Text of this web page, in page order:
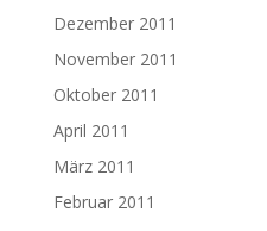
Dezember 2011
November 2011
Oktober 2011
April 2011
März 2011
Februar 2011